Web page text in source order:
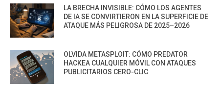
LA BRECHA INVISIBLE: CÓMO LOS AGENTES
DE IA SE CONVIRTIERON EN LA SUPERFICIE DE
ATAQUE MÁS PELIGROSA DE 2025–2026
OLVIDA METASPLOIT: CÓMO PREDATOR
HACKEA CUALQUIER MÓVIL CON ATAQUES
PUBLICITARIOS CERO-CLIC